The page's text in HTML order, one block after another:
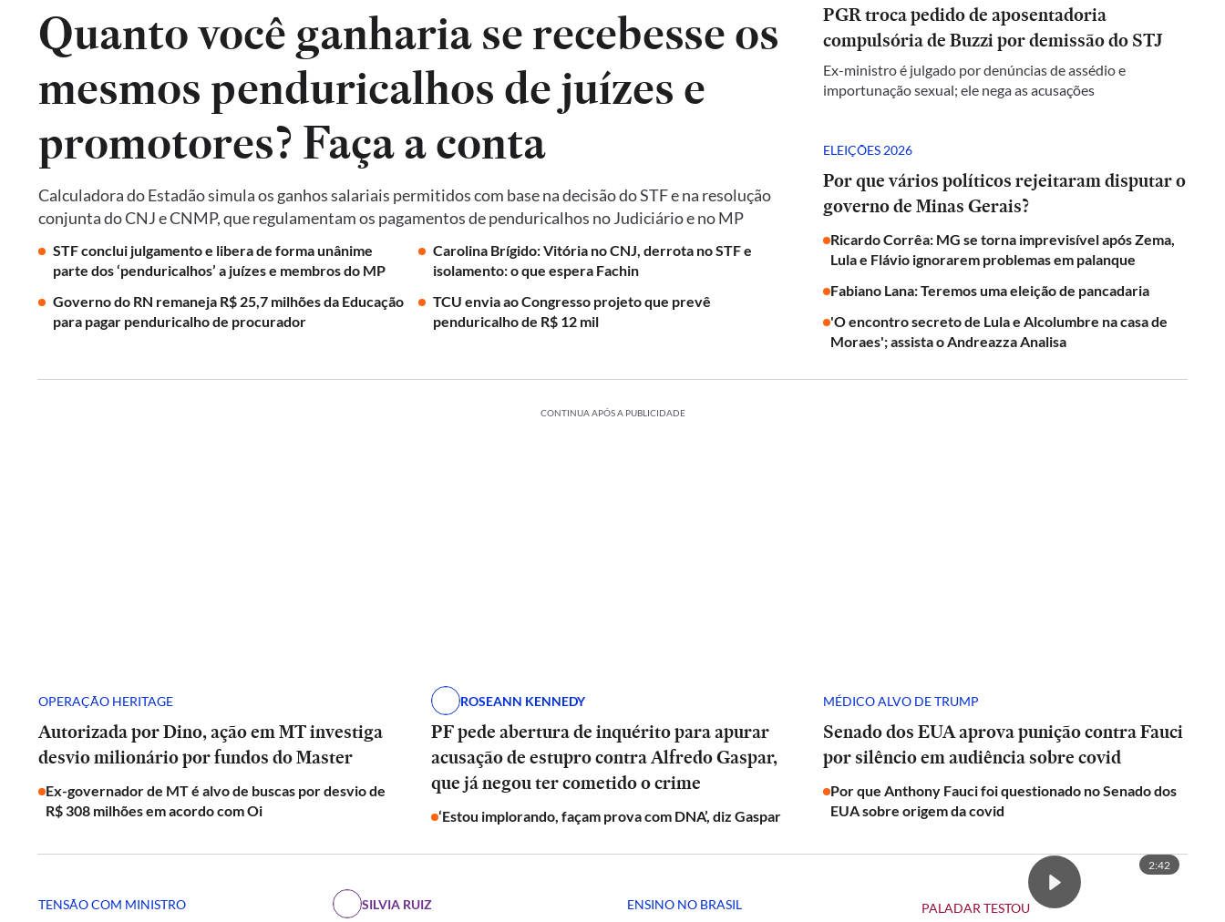
Quanto você ganharia se recebesse os
mesmos penduricalhos de juízes e
promotores? Faça a conta
Calculadora do Estadão simula os ganhos salariais permitidos com base na decisão do STF e na resolução
conjunta do CNJ e CNMP, que regulamentam os pagamentos de penduricalhos no Judiciário e no MP
STF conclui julgamento e libera de forma unânime
parte dos ‘penduricalhos’ a juízes e membros do MP
Carolina Brígido: Vitória no CNJ, derrota no STF e
isolamento: o que espera Fachin
Governo do RN remaneja R$ 25,7 milhões da Educação
para pagar penduricalho de procurador
TCU envia ao Congresso projeto que prevê
penduricalho de R$ 12 mil
PGR troca pedido de aposentadoria
compulsória de Buzzi por demissão do STJ
Ex-ministro é julgado por denúncias de assédio e
importunação sexual; ele nega as acusações
ELEIÇÕES 2026
Por que vários políticos rejeitaram disputar o
governo de Minas Gerais?
Ricardo Corrêa: MG se torna imprevisível após Zema,
Lula e Flávio ignorarem problemas em palanque
Fabiano Lana: Teremos uma eleição de pancadaria
'O encontro secreto de Lula e Alcolumbre na casa de
Moraes'; assista o Andreazza Analisa
CONTINUA APÓS A PUBLICIDADE
OPERAÇÃO HERITAGE
Autorizada por Dino, ação em MT investiga
desvio milionário por fundos do Master
Ex-governador de MT é alvo de buscas por desvio de
R$ 308 milhões em acordo com Oi
ROSEANN KENNEDY
PF pede abertura de inquérito para apurar
acusação de estupro contra Alfredo Gaspar,
que já negou ter cometido o crime
‘Estou implorando, façam prova com DNA’, diz Gaspar
MÉDICO ALVO DE TRUMP
Senado dos EUA aprova punição contra Fauci
por silêncio em audiência sobre covid
Por que Anthony Fauci foi questionado no Senado dos
EUA sobre origem da covid
TENSÃO COM MINISTRO SILVIA RUIZ ENSINO NO BRASIL
2:42
PALADAR TESTOU